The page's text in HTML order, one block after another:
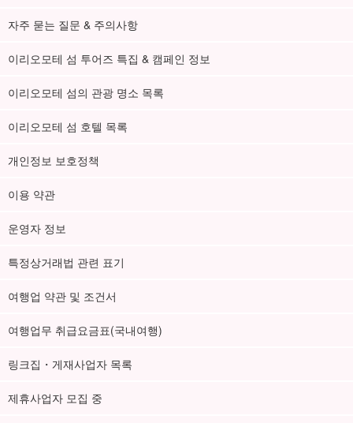
자주 묻는 질문 & 주의사항
이리오모테 섬 투어즈 특집 & 캠페인 정보
이리오모테 섬의 관광 명소 목록
이리오모테 섬 호텔 목록
개인정보 보호정책
이용 약관
운영자 정보
특정상거래법 관련 표기
여행업 약관 및 조건서
여행업무 취급요금표(국내여행)
링크집・게재사업자 목록
제휴사업자 모집 중